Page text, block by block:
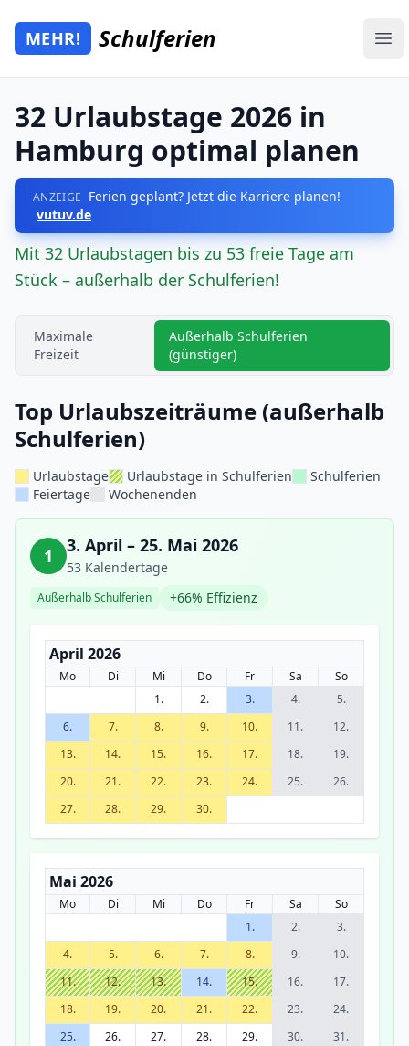
Zum Hauptinhalt springen
Mehr Schulferien
MEHR! Schulferien
32 Urlaubstage 2026 in
Hamburg optimal planen
ANZEIGE Ferien geplant? Jetzt die Karriere planen!
vutuv.de
Mit 32 Urlaubstagen bis zu 53 freie Tage am
Stück – außerhalb der Schulferien!
Maximale
Freizeit
Außerhalb Schulferien
(günstiger)
Top Urlaubszeiträume (außerhalb
Schulferien)
Urlaubstage Urlaubstage in Schulferien
Schulferien
Feiertage
Wochenenden
1 3. April – 25. Mai 2026
53 Kalendertage
Außerhalb Schulferien +66% Effizienz
April 2026
Mo Di Mi Do Fr Sa
So
1.
2. 3. 4.
5.
6.
7. 8. 9. 10. 11.
12.
13.
14. 15. 16. 17. 18.
19.
20.
21. 22. 23. 24. 25.
26.
27.
28. 29. 30.
Mai 2026
Mo Di Mi Do Fr Sa
So
1.
2.
3.
4.
5. 6. 7. 8. 9.
10.
11.
12. 13. 14. 15. 16.
17.
18.
19. 20. 21. 22. 23.
24.
25.
26. 27. 28. 29. 30. 31.